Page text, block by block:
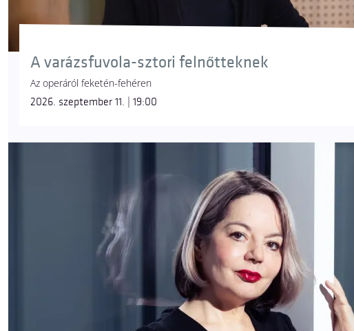
A varázsfuvola-sztori felnőtteknek
Az operáról feketén-fehéren
2026. szeptember 11. | 19:00